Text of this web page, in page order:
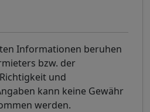
Informationen beruhen
bzw. der
und
kann keine Gewähr
werden.